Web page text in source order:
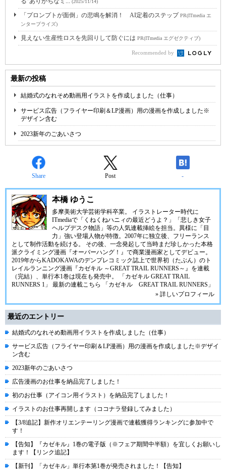
(2025/11/14)
「プロンプトが面倒」の悲鳴を解消！ AI定着のステップPR(ITmedia エ
ンタープライズ)
見えない生産性ロスを先回りして防ぐには PR(ITmedia エグゼクティブ)
Recommended by
最新の投稿
結婚式のなれそめ動画用イラストを作成しました（仕事）
サービス広告（フライヤー印刷＆LP漫画）用の漫画を作成しました※
デザイン含む
2023新年のごあいさつ
Share Post -
本橋 ゆうこ
多摩美術大学芸術学科卒業。 イラストレーター時代に
ITmediaで「くねくねハニィの最近どうよ？」「悲しき女子
ヘルプデスク物語」等の人気連載挿絵を担当。異様に「目
力」強い登場人物が特徴。2007年に独立後、フリーランス
として制作活動を続ける。 その後、一念発起して当時まだ珍しかった本格
派クライミング漫画『オーバーハング！』で商業漫画家としてデビュー。
2019年からKADOKAWAのデンプレコミック誌上で世界初（たぶん）のト
レイルランニング漫画『カゼキル ～GREAT TRAIL RUNNERS～』を連載
（完結）、単行本1巻は現在も発売中。
「カゼキル GREAT TRAIL
RUNNERS 1」
最新の連載こちら
「カゼキル GREAT TRAIL RUNNERS」
» 詳しいプロフィール
最近のエントリー
結婚式のなれそめ動画用イラストを作成しました（仕事）
サービス広告（フライヤー印刷＆LP漫画）用の漫画を作成しました※デザイ
ン含む
2023新年のごあいさつ
広告漫画のお仕事を納品完了しました！
初のお仕事（アイコン用イラスト）を納品完了しました！
イラストのお仕事再開します（ココナラ登録してみました）
【3/8追記】新作オリエンテーリング漫画で連載獲得ランキングに参加中で
す！
【告知】『カゼキル』1巻の電子版（※フェア期間中半額）を宜しくお願いし
ます！【リンク追記】
【新刊】「カゼキル」単行本第1巻が発売されました！【告知】